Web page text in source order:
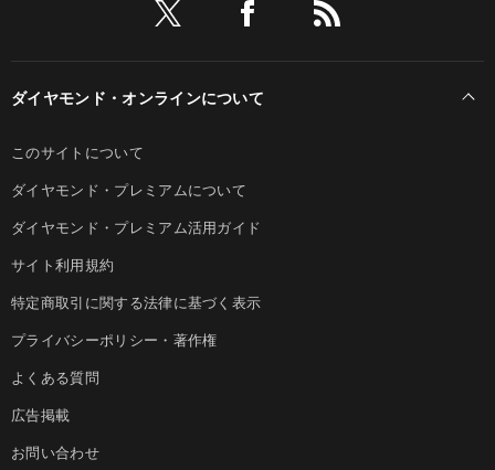
ダイヤモンド・オンラインについて
このサイトについて
ダイヤモンド・プレミアムについて
ダイヤモンド・プレミアム活用ガイド
サイト利用規約
特定商取引に関する法律に基づく表示
プライバシーポリシー・著作権
よくある質問
広告掲載
お問い合わせ